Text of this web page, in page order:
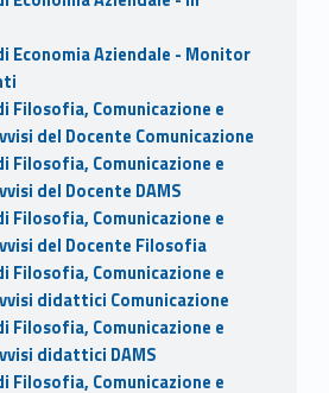
Economia Aziendale - Monitor
Filosofia, Comunicazione e
del Docente Comunicazione
Filosofia, Comunicazione e
del Docente DAMS
Filosofia, Comunicazione e
del Docente Filosofia
Filosofia, Comunicazione e
didattici Comunicazione
Filosofia, Comunicazione e
didattici DAMS
Filosofia, Comunicazione e